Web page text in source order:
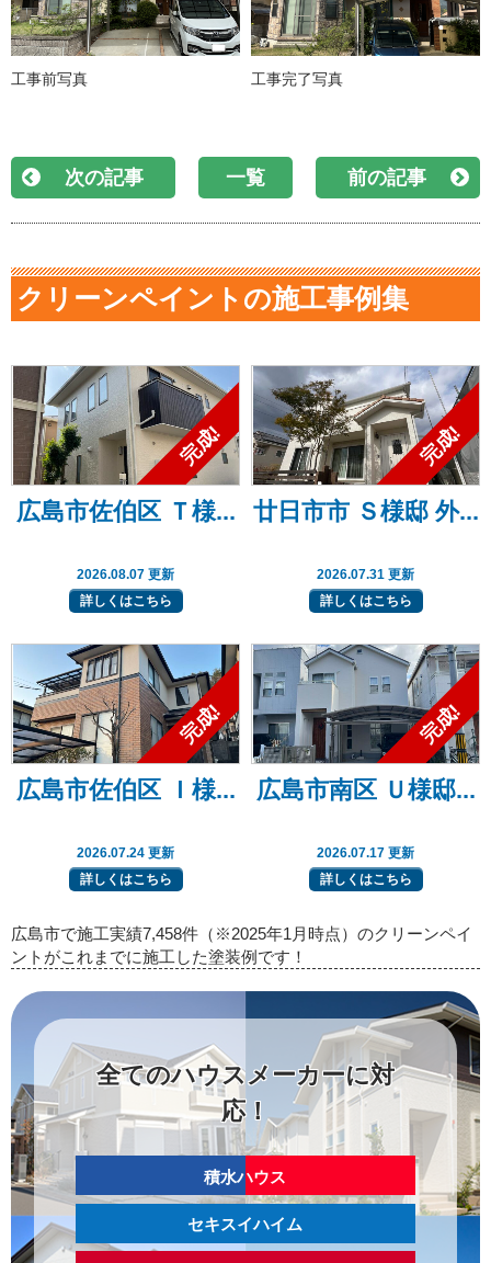
工事前写真 工事完了写真
次の記事 一覧 前の記事
クリーンペイントの施工事例集
広島市佐伯区 Ｔ様...
2026.08.07 更新
詳しくはこちら
廿日市市 Ｓ様邸 外...
2026.07.31 更新
詳しくはこちら
広島市佐伯区 Ｉ様...
2026.07.24 更新
詳しくはこちら
広島市南区 Ｕ様邸...
2026.07.17 更新
詳しくはこちら
広島市で施工実績7,458件（※2025年1月時点）のクリーンペイ
ントがこれまでに施工した塗装例です！
全てのハウスメーカーに対
応！
積水ハウス
セキスイハイム